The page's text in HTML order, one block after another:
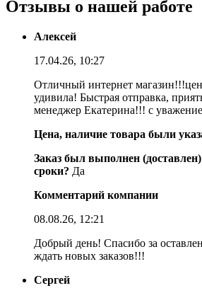
Отзывы о нашей работе
Алексей
17.04.26, 10:27
Отличный интернет
удивила! Быстрая отправка,
менеджер Екатерина!!! с
Цена, наличие товара были
Заказ был выполнен
сроки? Да
Комментарий компании
08.08.26, 12:21
Добрый день! Спасибо за
ждать новых заказов!!!
Сергей